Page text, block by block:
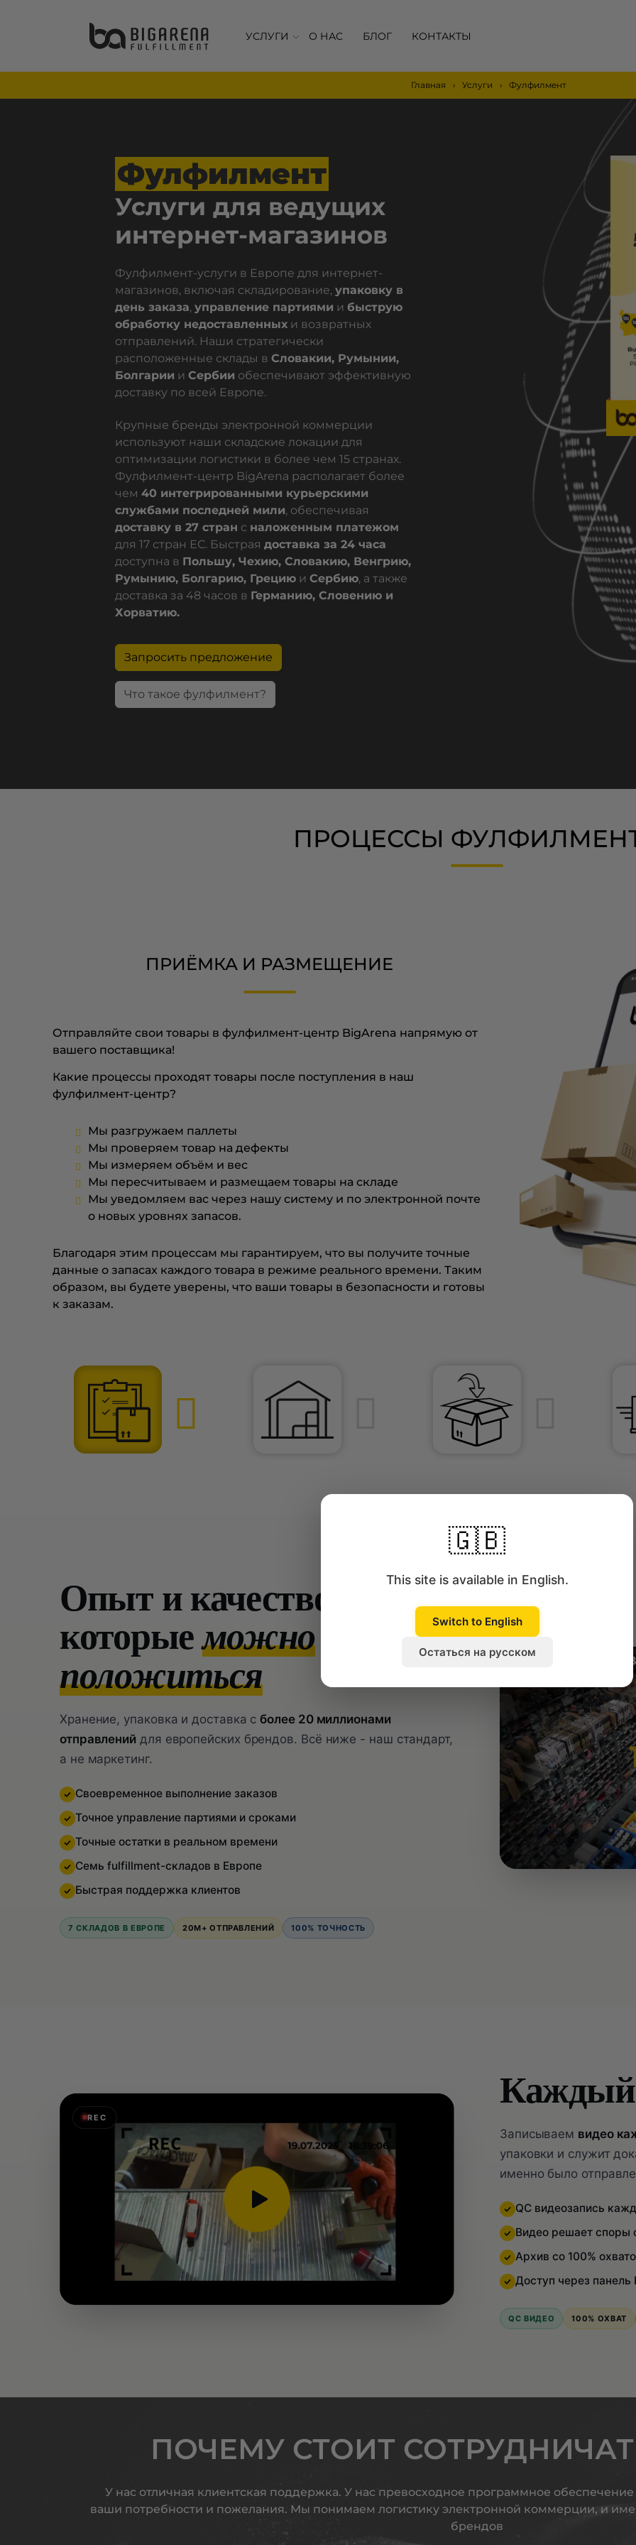
УСЛУГИ О НАС БЛОГ КОНТАКТЫ
Главная Услуги Фулфилмент
Фулфилмент
Услуги для ведущих
интернет-магазинов
Фулфилмент-услуги в Европе для интернет-
магазинов, включая складирование, упаковку в
день заказа, управление партиями и быструю
обработку недоставленных и возвратных
отправлений. Наши стратегически
расположенные склады в Словакии, Румынии,
Болгарии и Сербии обеспечивают эффективную
доставку по всей Европе.
Крупные бренды электронной коммерции
используют наши складские локации для
оптимизации логистики в более чем 15 странах.
Фулфилмент-центр BigArena располагает более
чем 40 интегрированными курьерскими
службами последней мили, обеспечивая
доставку в 27 стран с наложенным платежом
для 17 стран ЕС. Быстрая доставка за 24 часа
доступна в Польшу, Чехию, Словакию, Венгрию,
Румынию, Болгарию, Грецию и Сербию, а также
доставка за 48 часов в Германию, Словению и
Хорватию.
Запросить предложение
Что такое фулфилмент?
ПРОЦЕССЫ
ПРИЁМКА И РАЗМЕЩЕНИЕ
Отправляйте свои товары в фулфилмент-центр BigArena напрямую от
вашего поставщика!
Какие процессы проходят товары после поступления в наш
фулфилмент-центр?
Мы разгружаем паллеты
Мы проверяем товар на дефекты
Мы измеряем объём и вес
Мы пересчитываем и размещаем товары на складе
Мы уведомляем вас через нашу систему и по электронной почте
о новых уровнях запасов.
Благодаря этим процессам мы гарантируем, что вы получите точные
данные о запасах каждого товара в режиме реального времени. Таким
образом, вы будете уверены, что ваши товары в безопасности и готовы
к заказам.
Опыт и качество, на
которыеможно
положиться
Хранение, упаковка и доставка сболее 20 миллионами
отправлений для европейских брендов. Всё ниже - наш стандарт,
а не маркетинг.
Своевременное выполнение заказов
Точное управление партиями и сроками
Точные остатки в реальном времени
Семь fulfillment-складов в Европе
Быстрая поддержка клиентов
7 СКЛАДОВ В ЕВРОПЕ 20M+ ОТПРАВЛЕНИЙ 100% ТОЧНОСТЬ
Записываем видео
упаковки и служит
именно было
QC видеозапись
Видео решает споры
Архив со 100%
Доступ через панель
QC ВИДЕО 100% ОХВАТ
REC
ПОЧЕМУ СТОИТ
У нас отличная клиентская поддержка. У нас превосходное программное
ваши потребности и пожелания. Мы понимаем логистику электронной коммерции, и
брендов
🇬🇧
This site is available in English.
Switch to English
Остаться на русском